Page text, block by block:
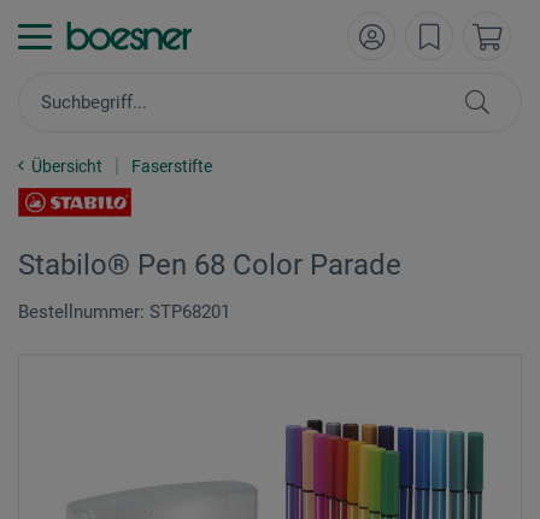
Übersicht Faserstifte
Stabilo® Pen 68 Color Parade
Bestellnummer: STP68201